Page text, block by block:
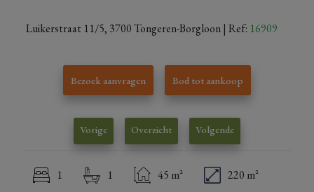
Luikerstraat 11/5, 3700 Tongeren-Borgloon | Ref: 16909
Bezoek aanvragen Bod tot aankoop
Vorige Overzicht Volgende
1 1 45 m² 220 m²